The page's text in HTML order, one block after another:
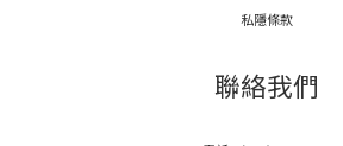
私隱條款
聯絡我們